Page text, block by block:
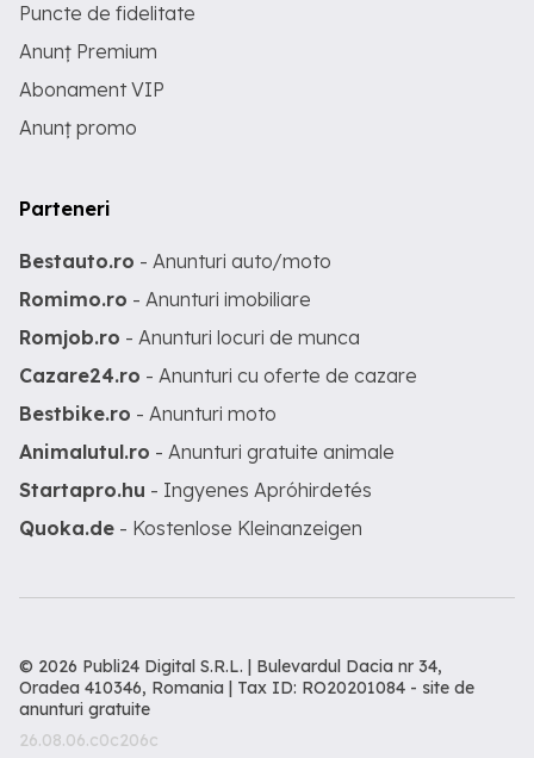
Puncte de fidelitate
Anunț Premium
Abonament VIP
Anunț promo
Parteneri
Bestauto.ro - Anunturi auto/moto
Romimo.ro - Anunturi imobiliare
Romjob.ro - Anunturi locuri de munca
Cazare24.ro - Anunturi cu oferte de cazare
Bestbike.ro - Anunturi moto
Animalutul.ro - Anunturi gratuite animale
Startapro.hu - Ingyenes Apróhirdetés
Quoka.de - Kostenlose Kleinanzeigen
© 2026 Publi24 Digital S.R.L. | Bulevardul Dacia nr 34,
Oradea 410346, Romania | Tax ID: RO20201084 - site de
anunturi gratuite
26.08.06.c0c206c